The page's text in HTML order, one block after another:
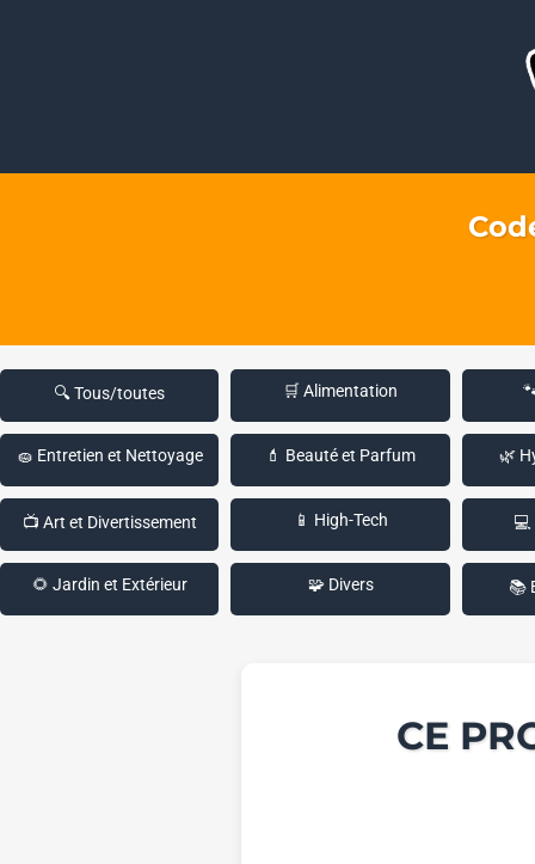
🔍 Tous/toutes 🛒 Alimentation
🧽 Entretien et Nettoyage 💄 Beauté et Parfum 🌿
📺 Art et Divertissement 📱 High-Tech 💻
🌻 Jardin et Extérieur 🧩 Divers 📚
CE